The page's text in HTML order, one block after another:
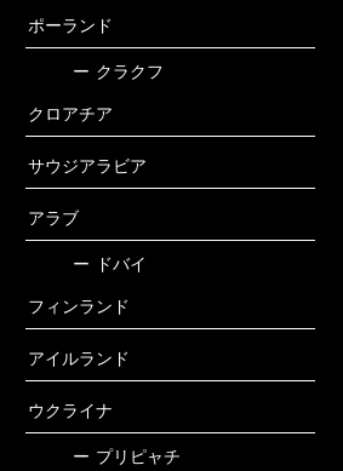
ポーランド
ー クラクフ
クロアチア
サウジアラビア
アラブ
ー ドバイ
フィンランド
アイルランド
ウクライナ
ー プリピャチ